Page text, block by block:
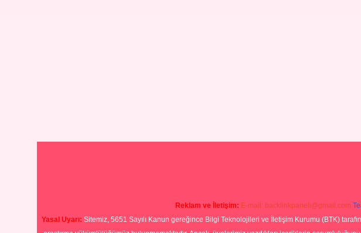
Reklam ve İletişim: E-mail: backlinkpaneli@gmail.com
Yasal Uyarı: Sitemiz, 5651 Sayılı Kanun gereğince Bilgi Teknolojileri ve İletişim Kurumu (BTK)